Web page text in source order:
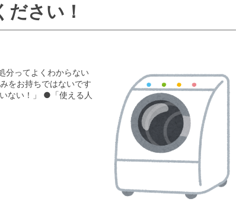
ださい！
分ってよくわからない
をお持ちではないです
ない！」 ●「使える人